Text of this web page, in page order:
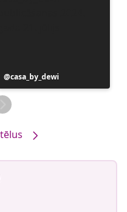
Ierakstu
publicējis
casa_by_dewi